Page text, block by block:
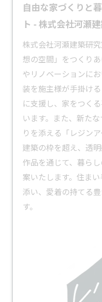
自由な家づくりと
ト - 株式会社河瀬
株式会社河瀬建築研
想の空間」をつくり
やリノベーションに
装を施主様が手掛け
に支援し、家をつく
います。また、新た
りを添える「 レジン
建築の枠を超え、透
作品を通じて、暮ら
案いたします。住ま
添い、愛着の持てる
す。